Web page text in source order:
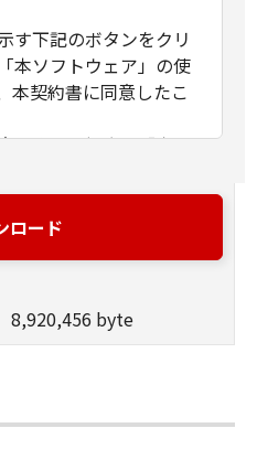
す下記のボタンをクリ
本ソフトウェア」の使
本契約書に同意したこ
できない場合、「本ソ
を通じ接続される複数
トウェア」を使用
本ソフトウェア」を
体上にインストールす
ロード
8,920,456 byte